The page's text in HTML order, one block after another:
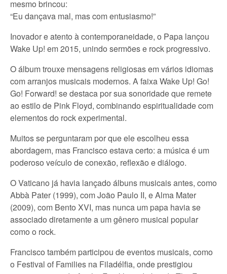
mesmo brincou:
“Eu dançava mal, mas com entusiasmo!”
Inovador e atento à contemporaneidade, o Papa lançou
Wake Up! em 2015, unindo sermões e rock progressivo.
O álbum trouxe mensagens religiosas em vários idiomas
com arranjos musicais modernos. A faixa Wake Up! Go!
Go! Forward! se destaca por sua sonoridade que remete
ao estilo de Pink Floyd, combinando espiritualidade com
elementos do rock experimental.
Muitos se perguntaram por que ele escolheu essa
abordagem, mas Francisco estava certo: a música é um
poderoso veículo de conexão, reflexão e diálogo.
O Vaticano já havia lançado álbuns musicais antes, como
Abbà Pater (1999), com João Paulo II, e Alma Mater
(2009), com Bento XVI, mas nunca um papa havia se
associado diretamente a um gênero musical popular
como o rock.
Francisco também participou de eventos musicais, como
o Festival of Families na Filadélfia, onde prestigiou